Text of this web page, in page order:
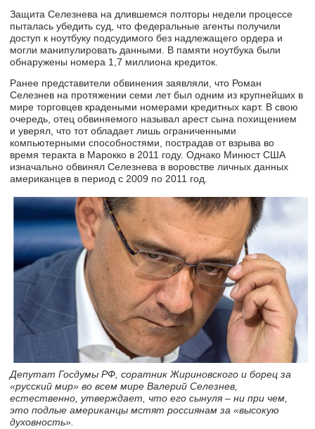
Защита Селезнева на длившемся полторы недели процессе
пыталась убедить суд, что федеральные агенты получили
доступ к ноутбуку подсудимого без надлежащего ордера и
могли манипулировать данными. В памяти ноутбука были
обнаружены номера 1,7 миллиона кредиток.
Ранее представители обвинения заявляли, что Роман
Селезнев на протяжении семи лет был одним из крупнейших в
мире торговцев крадеными номерами кредитных карт. В свою
очередь, отец обвиняемого называл арест сына похищением
и уверял, что тот обладает лишь ограниченными
компьютерными способностями, пострадав от взрыва во
время теракта в Марокко в 2011 году. Однако Минюст США
изначально обвинял Селезнева в воровстве личных данных
американцев в период с 2009 по 2011 год.
Депутат Госдумы РФ, соратник Жириновского и борец за
«русский мир» во всем мире Валерий Селезнев,
естественно, утверждает, что его сынуля – ни при чем,
это подлые американцы мстят россиянам за «высокую
духовность».